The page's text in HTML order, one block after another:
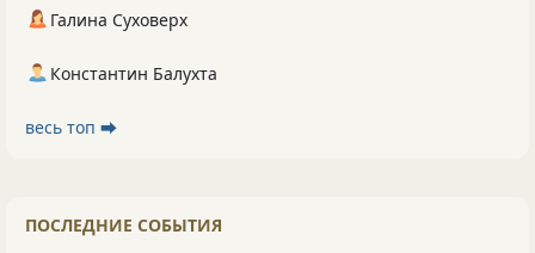
Галина Суховерх
Константин Балухта
весь топ ⮕
ПОСЛЕДНИЕ СОБЫТИЯ